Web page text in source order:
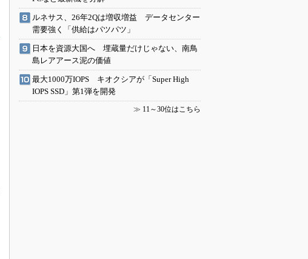
ルネサス、26年2Qは増収増益 データセンター
需要強く「供給はパツパツ」
日本を資源大国へ 埋蔵量だけじゃない、南鳥
島レアアース泥の価値
最大1000万IOPS キオクシアが「Super High
IOPS SSD」第1弾を開発
≫ 11～30位はこちら